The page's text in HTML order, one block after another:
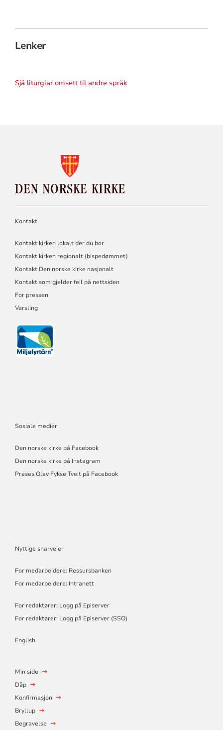
Lenker
Sjå liturgiar omsett til andre språk
NORSKE
KIRKE
Kontakt
Kontakt kirken lokalt der du bor
Kontakt kirken regionalt (bispedømmet)
Kontakt Den norske kirke nasjonalt
Kontakt som gjelder feil på nettsiden
For pressen
Varsling
Sosiale medier
Den norske kirke på Facebook
Den norske kirke på Instagram
Preses Olav Fykse Tveit på Facebook
Nyttige snarveier
For medarbeidere: Ressursbanken
For medarbeidere: Intranett
For redaktører: Logg på Episerver
For redaktører: Logg på Episerver (SSO)
English
Min side
Dåp
Konfirmasjon
Bryllup
Begravelse